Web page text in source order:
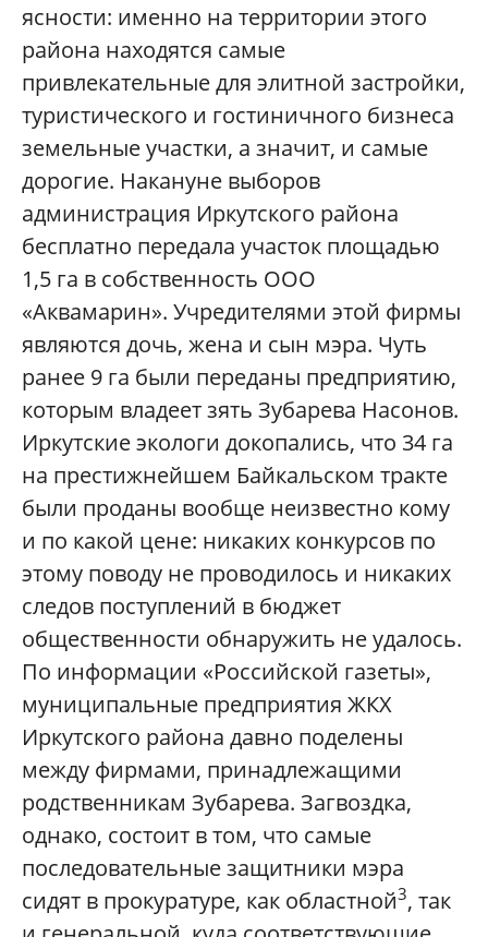
ясности: именно на территории этого
района находятся самые
привлекательные для элитной застройки,
туристического и гостиничного бизнеса
земельные участки, а значит, и самые
дорогие. Накануне выборов
администрация Иркутского района
бесплатно передала участок площадью
1,5 га в собственность ООО
«Аквамарин». Учредителями этой фирмы
являются дочь, жена и сын мэра. Чуть
ранее 9 га были переданы предприятию,
которым владеет зять Зубарева Насонов.
Иркутские экологи докопались, что 34 га
на престижнейшем Байкальском тракте
были проданы вообще неизвестно кому
и по какой цене: никаких конкурсов по
этому поводу не проводилось и никаких
следов поступлений в бюджет
общественности обнаружить не удалось.
По информации «Российской газеты»,
муниципальные предприятия ЖКХ
Иркутского района давно поделены
между фирмами, принадлежащими
родственникам Зубарева. Загвоздка,
однако, состоит в том, что самые
последовательные защитники мэра
сидят в прокуратуре, как областной3, так